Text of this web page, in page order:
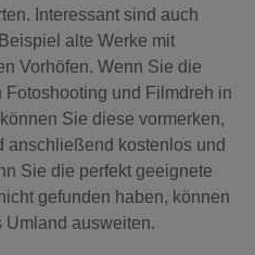
Interessant sind auch
alte Werke mit
Vorhöfen. Wenn Sie die
und Filmdreh in
Sie diese vormerken,
anschließend kostenlos und
Sie die perfekt geeignete
gefunden haben, können
Umland ausweiten.